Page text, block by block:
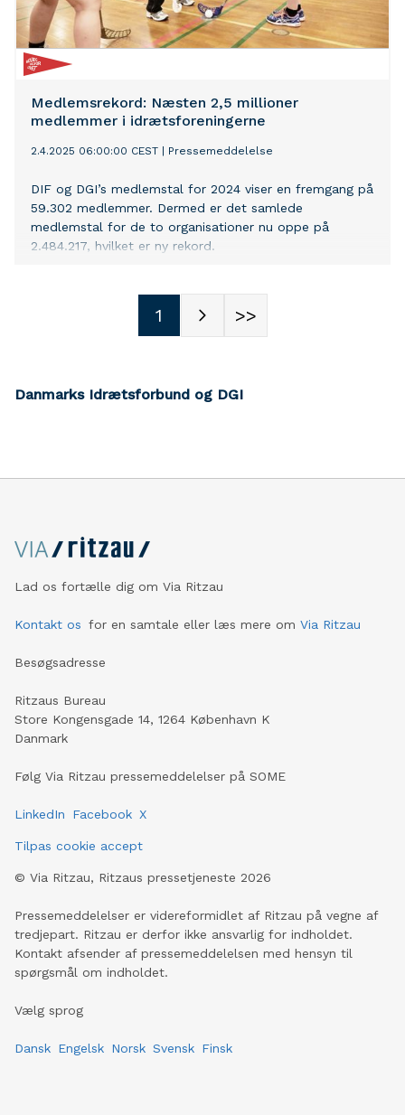
Medlemsrekord: Næsten 2,5 millioner
medlemmer i idrætsforeningerne
2.4.2025 06:00:00 CEST Pressemeddelelse
DIF og DGI’s medlemstal for 2024 viser en fremgang på
59.302 medlemmer. Dermed er det samlede
medlemstal for de to organisationer nu oppe på
2.484.217, hvilket er ny rekord.
1 >>
Danmarks Idrætsforbund og DGI
Lad os fortælle dig om Via Ritzau
Kontakt os for en samtale eller læs mere om Via Ritzau
Besøgsadresse
Ritzaus Bureau
Store Kongensgade 14, 1264 København K
Danmark
Følg Via Ritzau pressemeddelelser på SOME
LinkedIn Facebook X
Tilpas cookie accept
© Via Ritzau, Ritzaus pressetjeneste 2026
Pressemeddelelser er videreformidlet af Ritzau på vegne af
tredjepart. Ritzau er derfor ikke ansvarlig for indholdet.
Kontakt afsender af pressemeddelelsen med hensyn til
spørgsmål om indholdet.
Vælg sprog
Dansk Engelsk Norsk Svensk Finsk